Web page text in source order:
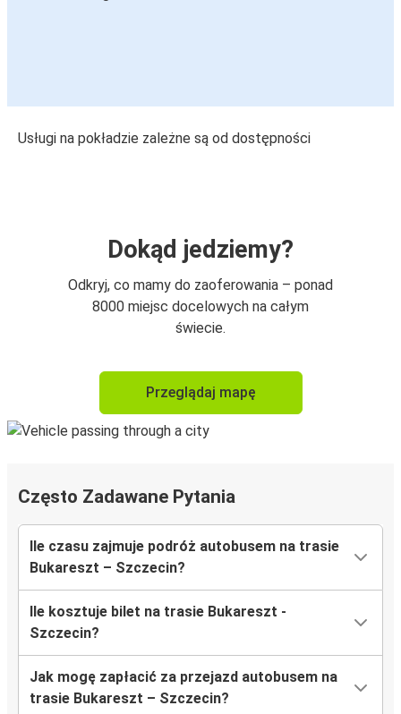
Usługi na pokładzie zależne są od dostępności
Dokąd jedziemy?
Odkryj, co mamy do zaoferowania – ponad
8000 miejsc docelowych na całym
świecie.
Przeglądaj mapę
Często Zadawane Pytania
Ile czasu zajmuje podróż autobusem na trasie
Bukareszt – Szczecin?
Ile kosztuje bilet na trasie Bukareszt -
Szczecin?
Jak mogę zapłacić za przejazd autobusem na
trasie Bukareszt – Szczecin?